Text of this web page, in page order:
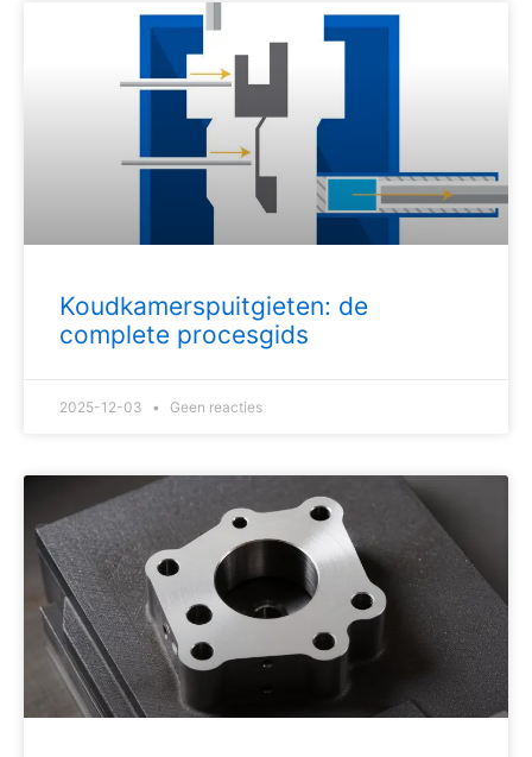
Koudkamerspuitgieten: de
complete procesgids
2025-12-03 Geen reacties